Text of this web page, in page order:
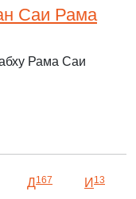
Саи Рама
Рама Саи
Д167 И 13